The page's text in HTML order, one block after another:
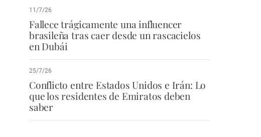
11/7/26
Fallece trágicamente una influencer
brasileña tras caer desde un rascacielos
en Dubái
25/7/26
Conflicto entre Estados Unidos e Irán: Lo
que los residentes de Emiratos deben
saber